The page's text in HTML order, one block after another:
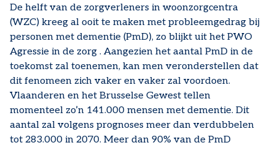
De helft van de zorgverleners in woonzorgcentra
(WZC) kreeg al ooit te maken met probleemgedrag bij
personen met dementie (PmD), zo blijkt uit het PWO
Agressie in de zorg . Aangezien het aantal PmD in de
toekomst zal toenemen, kan men veronderstellen dat
dit fenomeen zich vaker en vaker zal voordoen.
Vlaanderen en het Brusselse Gewest tellen
momenteel zo’n 141.000 mensen met dementie. Dit
aantal zal volgens prognoses meer dan verdubbelen
tot 283.000 in 2070. Meer dan 90% van de PmD